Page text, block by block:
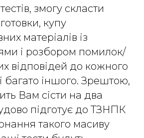
змогу скласти
купу
матеріалів із
і розбором помилок/
відповідей до кожного
багато іншого. Зрештою,
Вам сісти на два
підготує до ТЗНПК
такого масиву